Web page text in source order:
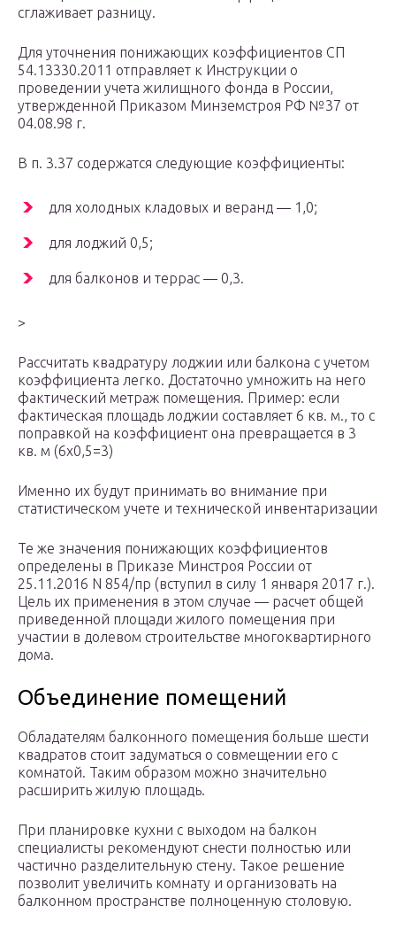
сглаживает разницу.
Для уточнения понижающих коэффициентов СП
54.13330.2011 отправляет к Инструкции о
проведении учета жилищного фонда в России,
утвержденной Приказом Минземстроя РФ №37 от
04.08.98 г.
В п. 3.37 содержатся следующие коэффициенты:
для холодных кладовых и веранд — 1,0;
для лоджий 0,5;
для балконов и террас — 0,3.
>
Рассчитать квадратуру лоджии или балкона с учетом
коэффициента легко. Достаточно умножить на него
фактический метраж помещения. Пример: если
фактическая площадь лоджии составляет 6 кв. м., то с
поправкой на коэффициент она превращается в 3
кв. м (6х0,5=3)
Именно их будут принимать во внимание при
статистическом учете и технической инвентаризации
Те же значения понижающих коэффициентов
определены в Приказе Минстроя России от
25.11.2016 N 854/пр (вступил в силу 1 января 2017 г.).
Цель их применения в этом случае — расчет общей
приведенной площади жилого помещения при
участии в долевом строительстве многоквартирного
дома.
Объединение помещений
Обладателям балконного помещения больше шести
квадратов стоит задуматься о совмещении его с
комнатой. Таким образом можно значительно
расширить жилую площадь.
При планировке кухни с выходом на балкон
специалисты рекомендуют снести полностью или
частично разделительную стену. Такое решение
позволит увеличить комнату и организовать на
балконном пространстве полноценную столовую.